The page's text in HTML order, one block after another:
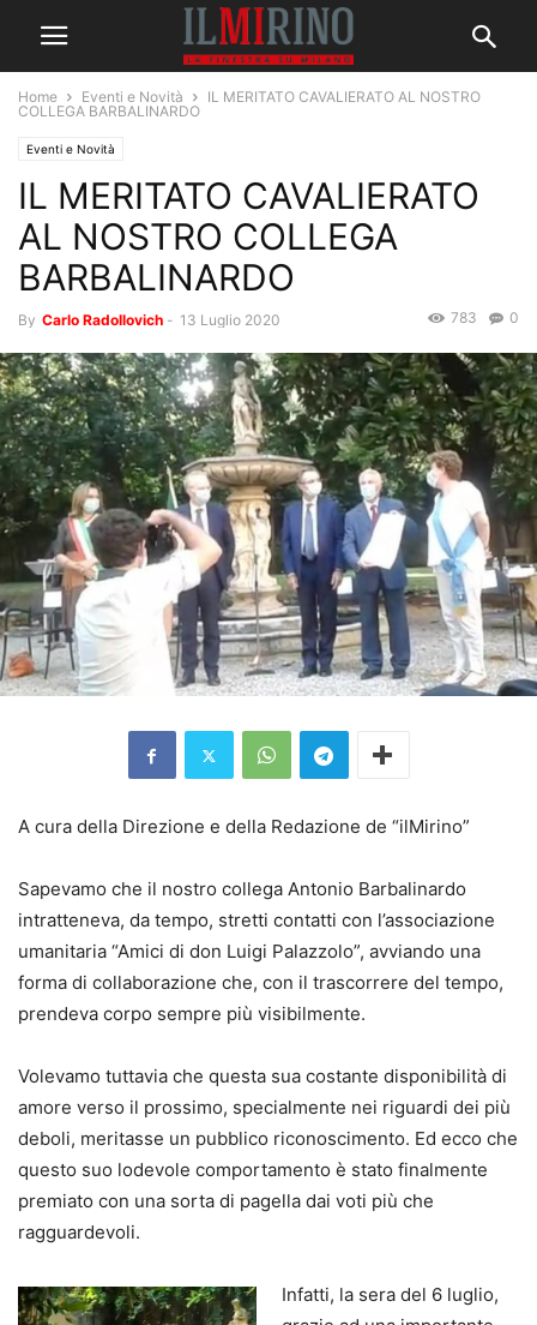
Home Eventi e Novità
IL MERITATO CAVALIERATO AL NOSTRO
COLLEGA BARBALINARDO
Eventi e Novità
IL MERITATO CAVALIERATO
AL NOSTRO COLLEGA
BARBALINARDO
By Carlo Radollovich - 13 Luglio 2020 0
783
A cura della Direzione e della Redazione de “ilMirino”
Sapevamo che il nostro collega Antonio Barbalinardo
intratteneva, da tempo, stretti contatti con l’associazione
umanitaria “Amici di don Luigi Palazzolo”, avviando una
forma di collaborazione che, con il trascorrere del tempo,
prendeva corpo sempre più visibilmente.
Volevamo tuttavia che questa sua costante disponibilità di
amore verso il prossimo, specialmente nei riguardi dei più
deboli, meritasse un pubblico riconoscimento. Ed ecco che
questo suo lodevole comportamento è stato finalmente
premiato con una sorta di pagella dai voti più che
ragguardevoli.
Infatti, la sera del 6 luglio,